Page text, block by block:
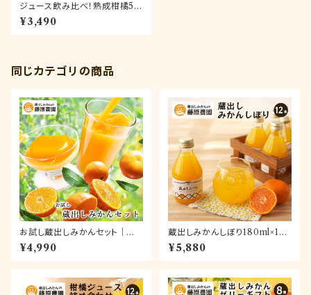
ジュース飲み比べ！熟成柑橘5本
ギフト～和歌山県海南市下津町
産カンキツ100％ストレートジュ
¥3,490
同じカテゴリの商品
お試し蔵出しみかんセット｜ジュ
ースとゼリーが楽しめる人気商
品詰め合わせ。お試しにもギフト
¥4,990
蔵出しみかんしぼり180ml×12
本【送料無料】
¥5,880